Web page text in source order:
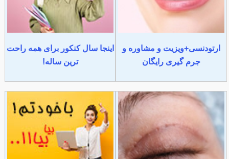
ارتودنسی+ویزیت و مشاوره و
جرم گیری رایگان
اینجا سال کنکور برای همه راحت
ترین ساله!